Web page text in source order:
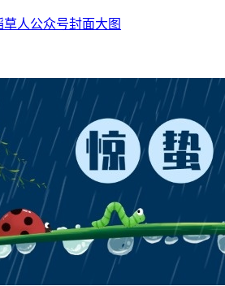
人公众号封面大图